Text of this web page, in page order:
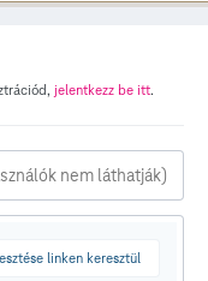
jelentkezz be itt.
linken keresztül